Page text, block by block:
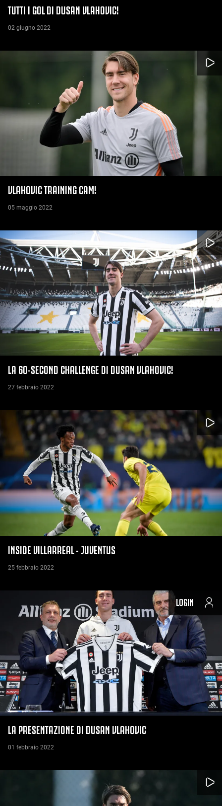
TUTTI I GOL DI DUSAN VLAHOVIC!
02 giugno 2022
VLAHOVIC TRAINING CAM!
05 maggio 2022
LA 60-SECOND CHALLENGE DI DUSAN VLAHOVIC!
27 febbraio 2022
INSIDE VILLARREAL - JUVENTUS
25 febbraio 2022
LOGIN
LA PRESENTAZIONE DI DUSAN VLAHOVIC
01 febbraio 2022